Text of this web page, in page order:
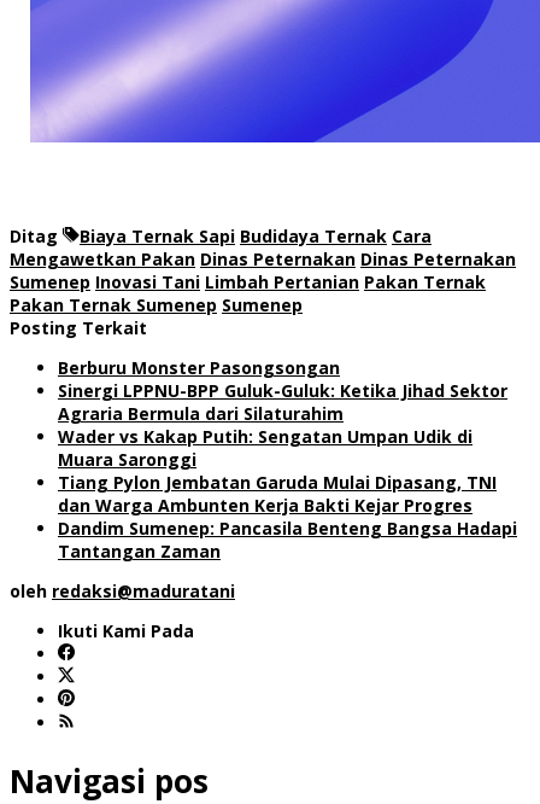
Ditag Biaya Ternak Sapi Budidaya Ternak Cara
Mengawetkan Pakan Dinas Peternakan Dinas Peternakan
Sumenep Inovasi Tani Limbah Pertanian Pakan Ternak
Pakan Ternak Sumenep Sumenep
Posting Terkait
Berburu Monster Pasongsongan
Sinergi LPPNU-BPP Guluk-Guluk: Ketika Jihad Sektor
Agraria Bermula dari Silaturahim
Wader vs Kakap Putih: Sengatan Umpan Udik di
Muara Saronggi
Tiang Pylon Jembatan Garuda Mulai Dipasang, TNI
dan Warga Ambunten Kerja Bakti Kejar Progres
Dandim Sumenep: Pancasila Benteng Bangsa Hadapi
Tantangan Zaman
oleh redaksi@maduratani
Ikuti Kami Pada
Navigasi pos